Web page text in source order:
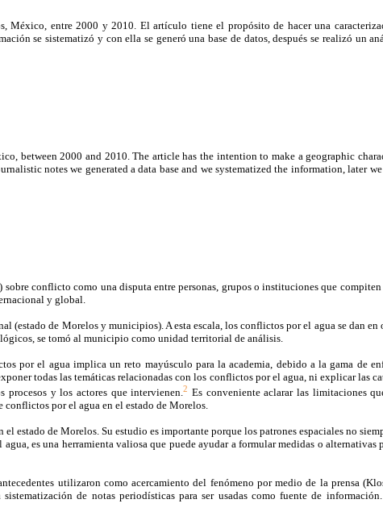
entre 2000 y 2010. El artículo tiene el propósito de hacer una
se sistematizó y con ella se generó una base de datos, después se realizó un
between 2000 and 2010. The article has the intention to make a geographic
notes we generated a data base and we systematized the information, later
conflicto como una disputa entre personas, grupos o instituciones que
y global.
(estado de Morelos y municipios). A esta escala, los conflictos por el agua se dan
se tomó al municipio como unidad territorial de análisis.
por el agua implica un reto mayúsculo para la academia, debido a la gama de
todas las temáticas relacionadas con los conflictos por el agua, ni explicar las
y los actores que intervienen.2 Es conveniente aclarar las limitaciones
conflictos por el agua en el estado de Morelos.
de Morelos. Su estudio es importante porque los patrones espaciales no
es una herramienta valiosa que puede ayudar a formular medidas o
utilizaron como acercamiento del fenómeno por medio de la prensa
de notas periodísticas para ser usadas como fuente de